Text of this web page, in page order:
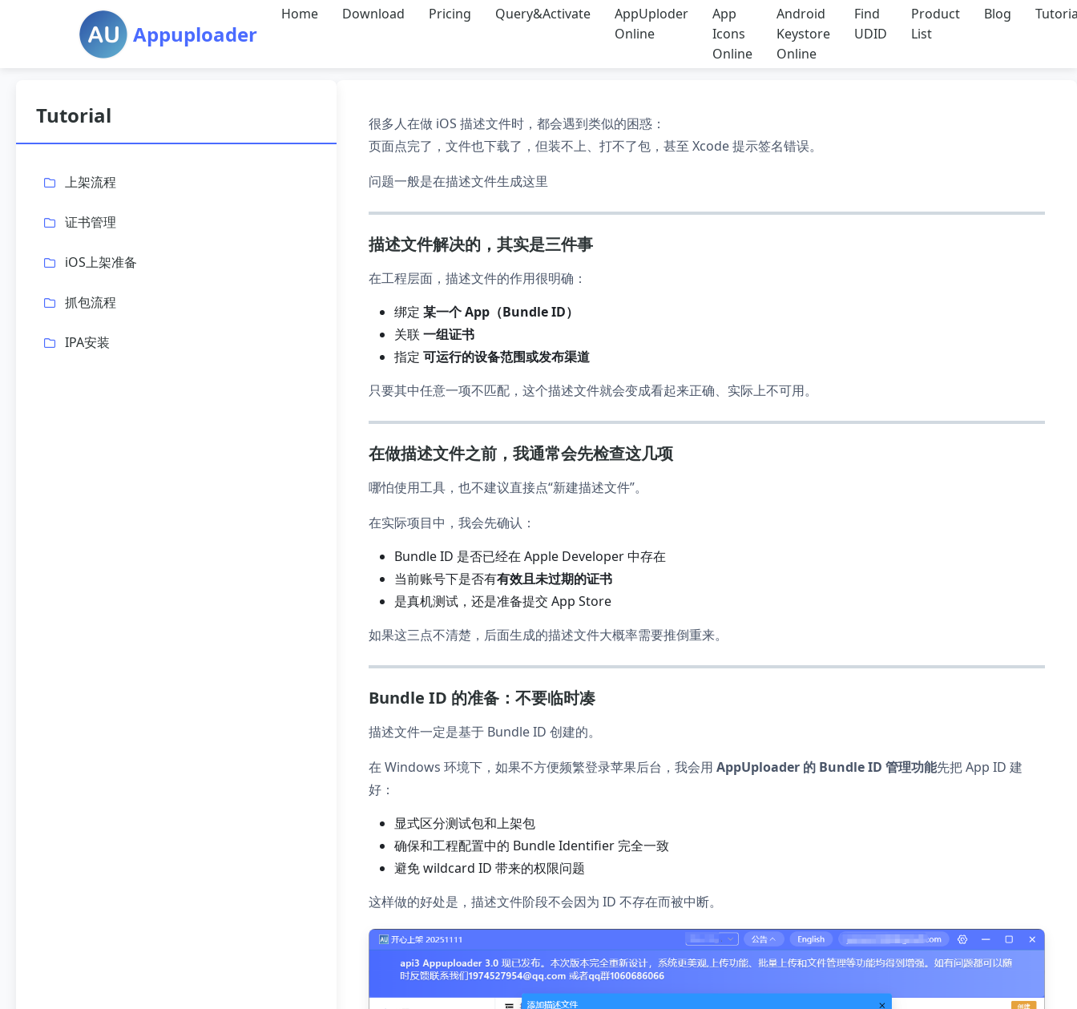
Appuploader
Home Download Pricing Query&Activate
AppUploder
Online
App
Icons
Online
Android
Keystore
Online
Find
UDID
Product
List
Blog
Tutorial
上架流程
证书管理
iOS上架准备
抓包流程
IPA安装
很多人在做 iOS 描述文件时，都会遇到类似的困惑：
页面点完了，文件也下载了，但装不上、打不了包，甚至 Xcode 提示签名错误。
问题一般是在描述文件生成这里
描述文件解决的，其实是三件事
在工程层面，描述文件的作用很明确：
绑定 某一个 App（Bundle ID）
关联 一组证书
指定 可运行的设备范围或发布渠道
只要其中任意一项不匹配，这个描述文件就会变成看起来正确、实际上不可用。
在做描述文件之前，我通常会先检查这几项
哪怕使用工具，也不建议直接点“新建描述文件”。
在实际项目中，我会先确认：
Bundle ID 是否已经在 Apple Developer 中存在
当前账号下是否有有效且未过期的证书
是真机测试，还是准备提交 App Store
如果这三点不清楚，后面生成的描述文件大概率需要推倒重来。
Bundle ID 的准备：不要临时凑
描述文件一定是基于 Bundle ID 创建的。
在 Windows 环境下，如果不方便频繁登录苹果后台，我会用 AppUploader 的 Bundle ID 管理功能先把 App ID 建
好：
显式区分测试包和上架包
确保和工程配置中的 Bundle Identifier 完全一致
避免 wildcard ID 带来的权限问题
这样做的好处是，描述文件阶段不会因为 ID 不存在而被中断。